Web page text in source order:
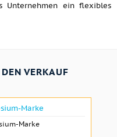
Unternehmen ein flexibles
VERKAUF
Marke
Marke